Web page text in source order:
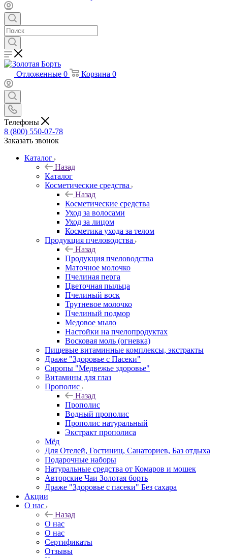
Отложенные 0 Корзина 0
Телефоны
8 (800) 550-07-78
Заказать звонок
Каталог
Назад
Каталог
Косметические средства
Назад
Косметические средства
Уход за волосами
Уход за лицом
Косметика ухода за телом
Продукция пчеловодства
Назад
Продукция пчеловодства
Маточное молочко
Пчелиная перга
Цветочная пыльца
Пчелиный воск
Трутневое молочко
Пчелиный подмор
Медовое мыло
Настойки на пчелопродуктах
Восковая моль (огневка)
Пищевые витаминные комплексы, экстракты
Драже "Здоровье с Пасеки"
Сиропы "Медвежье здоровье"
Витамины для глаз
Прополис
Назад
Прополис
Водный прополис
Прополис натуральный
Экстракт прополиса
Мёд
Для Отелей, Гостиниц, Санаториев, Баз отдыха
Подарочные наборы
Натуральные средства от Комаров и мошек
Авторские Чаи Золотая борть
Драже "Здоровье с пасеки" Без сахара
Акции
О нас
Назад
О нас
О нас
Сертификаты
Отзывы